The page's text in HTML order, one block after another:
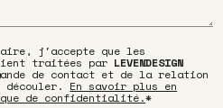
j'accepte que les
traitées par LEVENDESIGN
de contact et de la relation
découler. En savoir plus en
de confidentialité.*